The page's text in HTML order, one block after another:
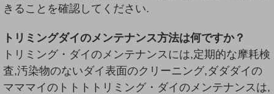
きることを確認してください.
トリミングダイのメンテナンス方法は何ですか？
トリミング・ダイのメンテナンスには,定期的な摩耗検
査,汚染物のないダイ表面のクリーニング,ダダダイの
マママイのトトトトリミング・ダイのメンテナンスは,